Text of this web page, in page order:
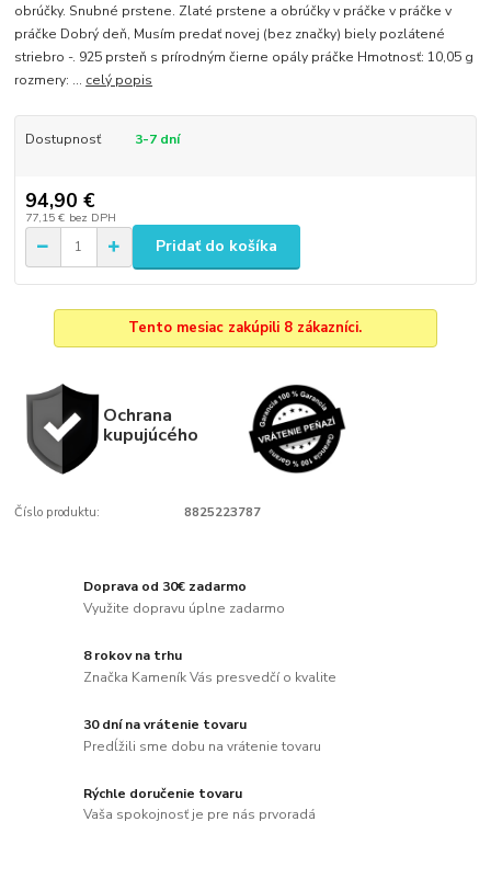
obrúčky. Snubné prstene. Zlaté prstene a obrúčky v práčke v práčke v
práčke Dobrý deň, Musím predať novej (bez značky) biely pozlátené
striebro -. 925 prsteň s prírodným čierne opály práčke Hmotnosť: 10,05 g
rozmery: ... celý popis
Dostupnosť 3-7 dní
94,90 €
77,15 € bez DPH
Pridať do košíka
Tento mesiac zakúpili 8 zákazníci.
Ochrana
kupujúcého
Číslo produktu: 8825223787
Doprava od 30€ zadarmo
Využite dopravu úplne zadarmo
8 rokov na trhu
Značka Kameník Vás presvedčí o kvalite
30 dní na vrátenie tovaru
Predĺžili sme dobu na vrátenie tovaru
Rýchle doručenie tovaru
Vaša spokojnosť je pre nás prvoradá